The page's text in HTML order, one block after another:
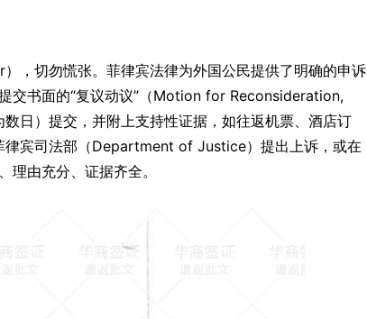
，切勿慌张。菲律宾法律为外国公民提供了明确的申诉
交书面的“复议动议”（Motion for Reconsideration,
日）提交，并附上支持性证据，如往返机票、酒店订
律宾司法部（Department of Justice）提出上诉，或在
理由充分、证据齐全。